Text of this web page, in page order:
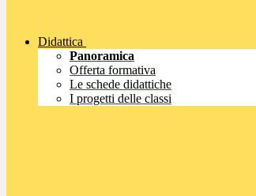
Didattica
Panoramica
Offerta formativa
Le schede didattiche
I progetti delle classi